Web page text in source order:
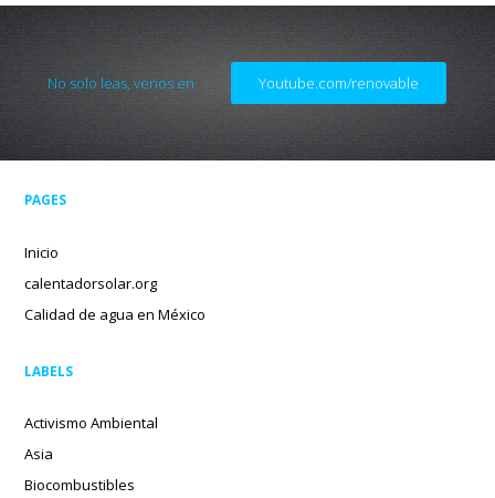
No solo leas, venos en Youtube.com/renovable
PAGES
Inicio
calentadorsolar.org
Calidad de agua en México
LABELS
Activismo Ambiental
Asia
Biocombustibles